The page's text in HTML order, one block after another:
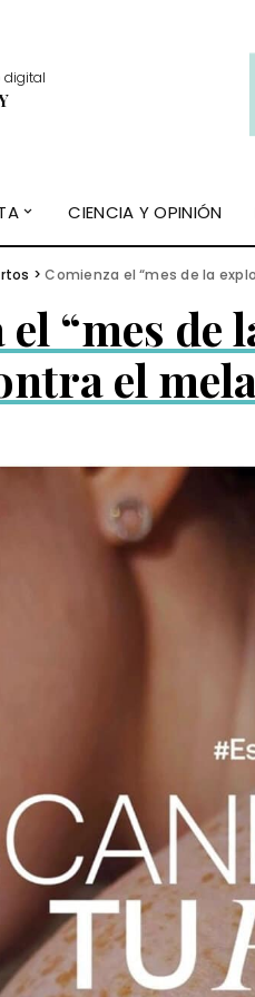
digital
CIENCIA Y OPINIÓN
>Comienza el “mes de la
“mes de
el